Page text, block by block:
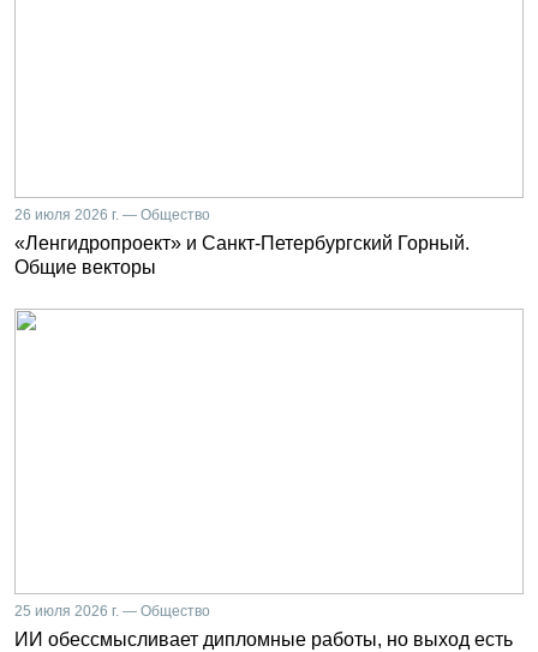
26 июля 2026 г. — Общество
«Ленгидропроект» и Санкт-Петербургский Горный.
Общие векторы
25 июля 2026 г. — Общество
ИИ обессмысливает дипломные работы, но выход есть